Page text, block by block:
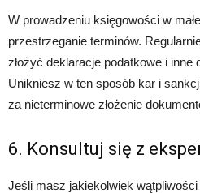
W prowadzeniu księgowości w
przestrzeganie terminów.
złożyć deklaracje podatkowe i inne
Unikniesz w ten sposób kar i
za nieterminowe złożenie
6. Konsultuj się z
Jeśli masz jakiekolwiek